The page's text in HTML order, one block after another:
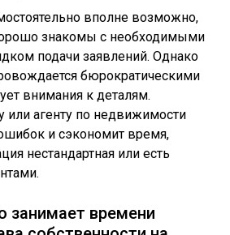
вполне возможно,
знакомы с необходимыми
подачи заявлений. Однако
бюрократическими
внимания к деталям.
или агенту по недвижимости
и сэкономит время,
нестандартная или есть
занимает времени